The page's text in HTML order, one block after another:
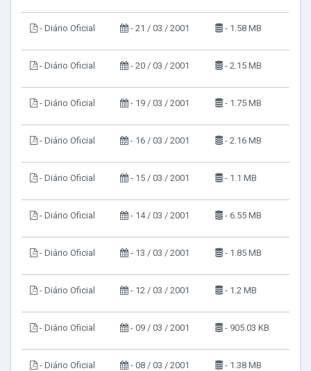
- Diário Oficial - 21 / 03 / 2001 - 1.58 MB
- Diário Oficial - 20 / 03 / 2001 - 2.15 MB
- Diário Oficial - 19 / 03 / 2001 - 1.75 MB
- Diário Oficial - 16 / 03 / 2001 - 2.16 MB
- Diário Oficial - 15 / 03 / 2001 - 1.1 MB
- Diário Oficial - 14 / 03 / 2001 - 6.55 MB
- Diário Oficial - 13 / 03 / 2001 - 1.85 MB
- Diário Oficial - 12 / 03 / 2001 - 1.2 MB
- Diário Oficial - 09 / 03 / 2001 - 905.03 KB
- Diário Oficial - 08 / 03 / 2001 - 1.38 MB